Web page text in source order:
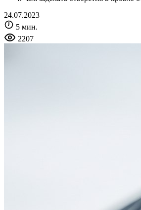
24.07.2023
5 мин.
2207